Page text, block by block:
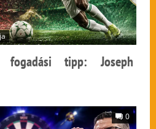
fogadási tipp: Joseph
0